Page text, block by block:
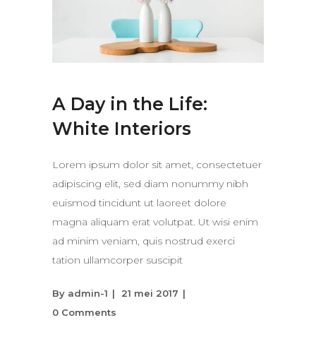
A Day in the Life:
White Interiors
Lorem ipsum dolor sit amet, consectetuer
adipiscing elit, sed diam nonummy nibh
euismod tincidunt ut laoreet dolore
magna aliquam erat volutpat. Ut wisi enim
ad minim veniam, quis nostrud exerci
tation ullamcorper suscipit
By admin-1
21 mei 2017
0 Comments